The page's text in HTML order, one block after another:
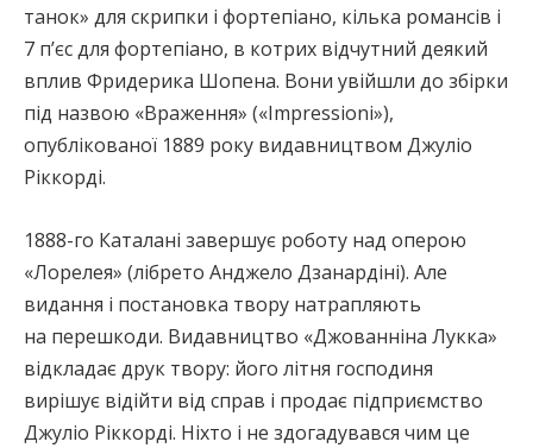
танок» для скрипки і фортепіано, кілька романсів і
7 п’єс для фортепіано, в котрих відчутний деякий
вплив Фридерика Шопена. Вони увійшли до збірки
під назвою «Враження» («Impressioni»),
опублікованої 1889 року видавництвом Джуліо
Ріккорді.
1888-го Каталані завершує роботу над оперою
«Лорелея» (лібрето Анджело Дзанардіні). Але
видання і постановка твору натрапляють
на перешкоди. Видавництво «Джованніна Лукка»
відкладає друк твору: його літня господиня
вирішує відійти від справ і продає підприємство
Джуліо Ріккорді. Ніхто і не здогадувався чим це